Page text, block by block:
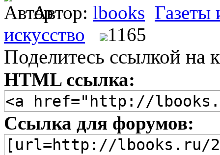
Автор: lbooks
искусство
1165
Поделитесь ссылкой на
HTML ссылка:
Ссылка для форумов: